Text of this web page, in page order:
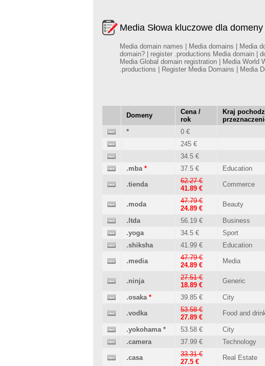
Media Słowa kluczowe dla
Media domain names | Media domains | Media
domain? | register .productions Media domain |
Media Global domain registration | Media
.productions | Register Media Domains | Media
Domeny
Cena /
rok
Kraj
*
0 €
245 €
34.5 €
.mba * 37.5 € Education
.tienda
62.27 €
41.89 €
Commerce
.moda
47.79 €
24.89 €
Beauty
.ltda 56.19 €
Business
.yoga
34.5 €
Sport
.shiksha
41.99 € Education
.media
47.79 €
24.89 €
Media
.ninja
27.51 €
18.89 €
Generic
.osaka * 39.85 € City
.vodka
53.58 €
27.89 €
Food and
.yokohama* 53.58 €
City
.camera
37.99 € Technology
.casa
33.31 €
27.5 €
Real Estate